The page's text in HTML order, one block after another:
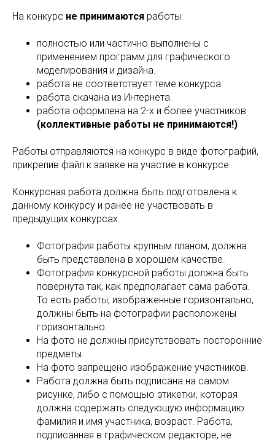
На конкурс не принимаются работы:
полностью или частично выполнены с
применением программ для графического
моделирования и дизайна.
работа не соответствует теме конкурса
работа скачана из Интернета.
работа оформлена на 2-х и более участников
(коллективные работы не принимаются!)
Работы отправляются на конкурс в виде фотографий,
прикрепив файл к заявке на участие в конкурсе.
Конкурсная работа должна быть подготовлена к
данному конкурсу и ранее не участвовать в
предыдущих конкурсах.
Фотография работы крупным планом, должна
быть представлена в хорошем качестве.
Фотография конкурсной работы должна быть
повернута так, как предполагает сама работа.
То есть работы, изображенные горизонтально,
должны быть на фотографии расположены
горизонтально.
На фото не должны присутствовать посторонние
предметы.
На фото запрещено изображение участников.
Работа должна быть подписана на самом
рисунке, либо с помощью этикетки, которая
должна содержать следующую информацию:
фамилия и имя участника, возраст. Работа,
подписанная в графическом редакторе, не